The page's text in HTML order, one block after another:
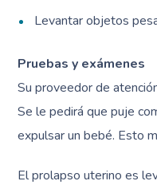
Levantar objetos
Pruebas y exámenes
Su proveedor de
Se le pedirá que puje
expulsar un bebé. Esto
El prolapso uterino es